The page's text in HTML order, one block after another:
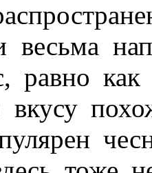
весьма
равно